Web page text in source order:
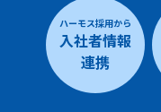
ハーモス採用から
入社者情報
連携